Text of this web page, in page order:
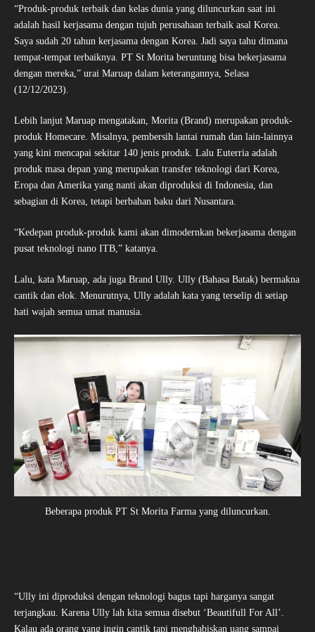
“Produk-produk terbaik dan kelas dunia yang diluncurkan saat ini
adalah hasil kerjasama dengan tujuh perusahaan terbaik asal Korea.
Saya sudah 20 tahun kerjasama dengan Korea. Jadi saya tahu dimana
tempat-tempat terbaiknya. PT St Morita beruntung bisa bekerjasama
dengan mereka,” urai Maruap dalam keterangannya, Selasa
(12/12/2023).
Lebih lanjut Maruap mengatakan, Morita (Brand) merupakan produk-
produk Homecare. Misalnya, pembersih lantai rumah dan lain-lainnya
yang kini mencapai sekitar 140 jenis produk. Lalu Euterria adalah
produk masa depan yang merupakan transfer teknologi dari Korea,
Eropa dan Amerika yang nanti akan diproduksi di Indonesia, dan
sebagian di Korea, tetapi berbahan baku dari Nusantara.
“Kedepan produk-produk kami akan dimodernkan bekerjasama dengan
pusat teknologi nano ITB,” katanya.
Lalu, kata Maruap, ada juga Brand Ully. Ully (Bahasa Batak) bermakna
cantik dan elok. Menurutnya, Ully adalah kata yang terselip di setiap
hati wajah semua umat manusia.
Beberapa produk PT St Morita Farma yang diluncurkan.
“Ully ini diproduksi dengan teknologi bagus tapi harganya sangat
terjangkau. Karena Ully lah kita semua disebut ‘Beautifull For All’.
Kalau ada orang yang ingin cantik tapi menghabiskan uang sampai